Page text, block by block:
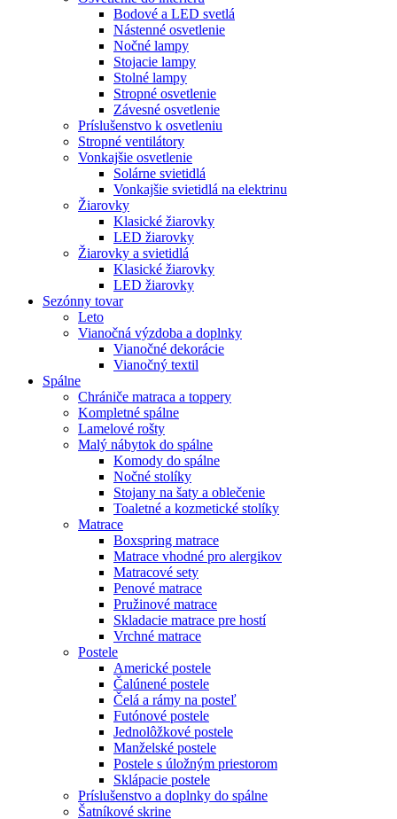
Bodové a LED svetlá
Nástenné osvetlenie
Nočné lampy
Stojacie lampy
Stolné lampy
Stropné osvetlenie
Závesné osvetlenie
Príslušenstvo k osvetleniu
Stropné ventilátory
Vonkajšie osvetlenie
Solárne svietidlá
Vonkajšie svietidlá na elektrinu
Žiarovky
Klasické žiarovky
LED žiarovky
Žiarovky a svietidlá
Klasické žiarovky
LED žiarovky
Sezónny tovar
Leto
Vianočná výzdoba a doplnky
Vianočné dekorácie
Vianočný textil
Spálne
Chrániče matraca a toppery
Kompletné spálne
Lamelové rošty
Malý nábytok do spálne
Komody do spálne
Nočné stolíky
Stojany na šaty a oblečenie
Toaletné a kozmetické stolíky
Matrace
Boxspring matrace
Matrace vhodné pro alergikov
Matracové sety
Penové matrace
Pružinové matrace
Skladacie matrace pre hostí
Vrchné matrace
Postele
Americké postele
Čalúnené postele
Čelá a rámy na posteľ
Futónové postele
Jednolôžkové postele
Manželské postele
Postele s úložným priestorom
Sklápacie postele
Príslušenstvo a doplnky do spálne
Šatníkové skrine